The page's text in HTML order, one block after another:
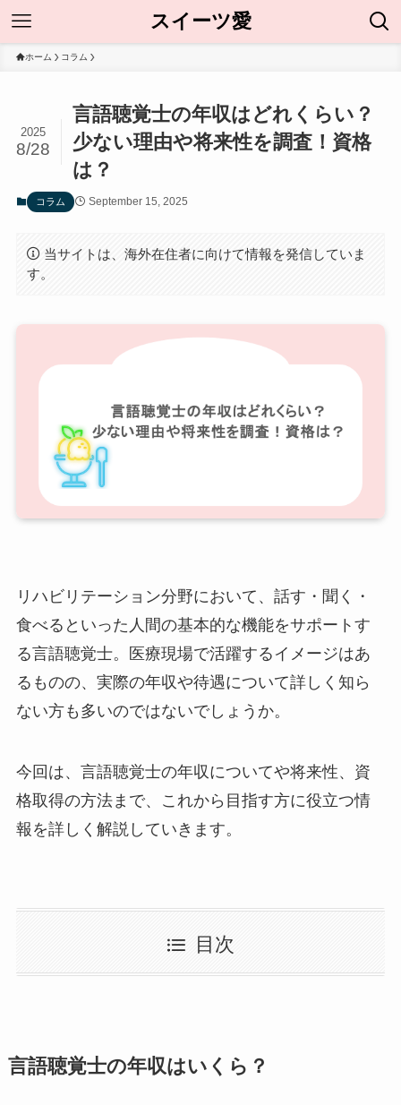
スイーツ愛
ホーム コラム
言語聴覚士の年収はどれくらい？
少ない理由や将来性を調査！資格
は？
2025
8/28
コラム September 15, 2025
当サイトは、海外在住者に向けて情報を発信していま
す。
リハビリテーション分野において、話す・聞く・
食べるといった人間の基本的な機能をサポートす
る言語聴覚士。医療現場で活躍するイメージはあ
るものの、実際の年収や待遇について詳しく知ら
ない方も多いのではないでしょうか。
今回は、言語聴覚士の年収についてや将来性、資
格取得の方法まで、これから目指す方に役立つ情
報を詳しく解説していきます。
目次
言語聴覚士の年収はいくら？